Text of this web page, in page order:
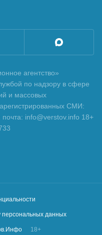
агентство»
по надзору в сфере
и массовых
СМИ:
info@verstov.info 18+
персональных данных
18+